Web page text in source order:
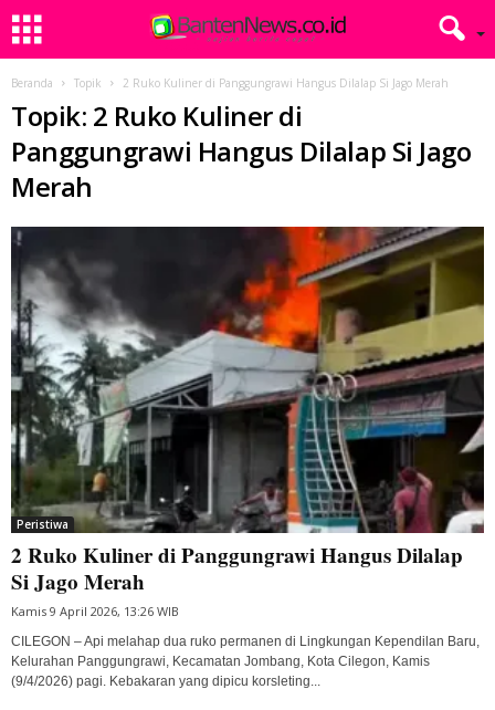
Beranda Topik 2 Ruko Kuliner di Panggungrawi Hangus Dilalap Si Jago Merah
Topik: 2 Ruko Kuliner di
Panggungrawi Hangus Dilalap Si Jago
Merah
Peristiwa
2 Ruko Kuliner di Panggungrawi Hangus Dilalap
Si Jago Merah
Kamis 9 April 2026, 13:26 WIB
CILEGON – Api melahap dua ruko permanen di Lingkungan Kependilan Baru,
Kelurahan Panggungrawi, Kecamatan Jombang, Kota Cilegon, Kamis
(9/4/2026) pagi. Kebakaran yang dipicu korsleting...